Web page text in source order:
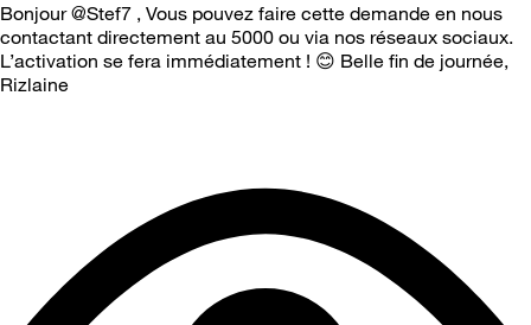
Bonjour @Stef7 , Vous pouvez faire cette demande en nous
contactant directement au 5000 ou via nos réseaux sociaux.
L’activation se fera immédiatement ! 😊 Belle fin de journée,
Rizlaine